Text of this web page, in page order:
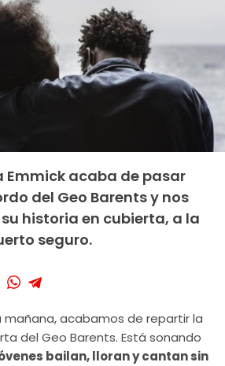
Emmick acaba de pasar
del Geo Barents y nos
historia en cubierta, a la
seguro.
mañana, acabamos de repartir la
del Geo Barents. Está sonando
bailan, lloran y cantan sin